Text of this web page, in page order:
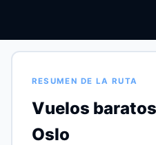
RESUMEN DE LA RUTA
Vuelos
Oslo